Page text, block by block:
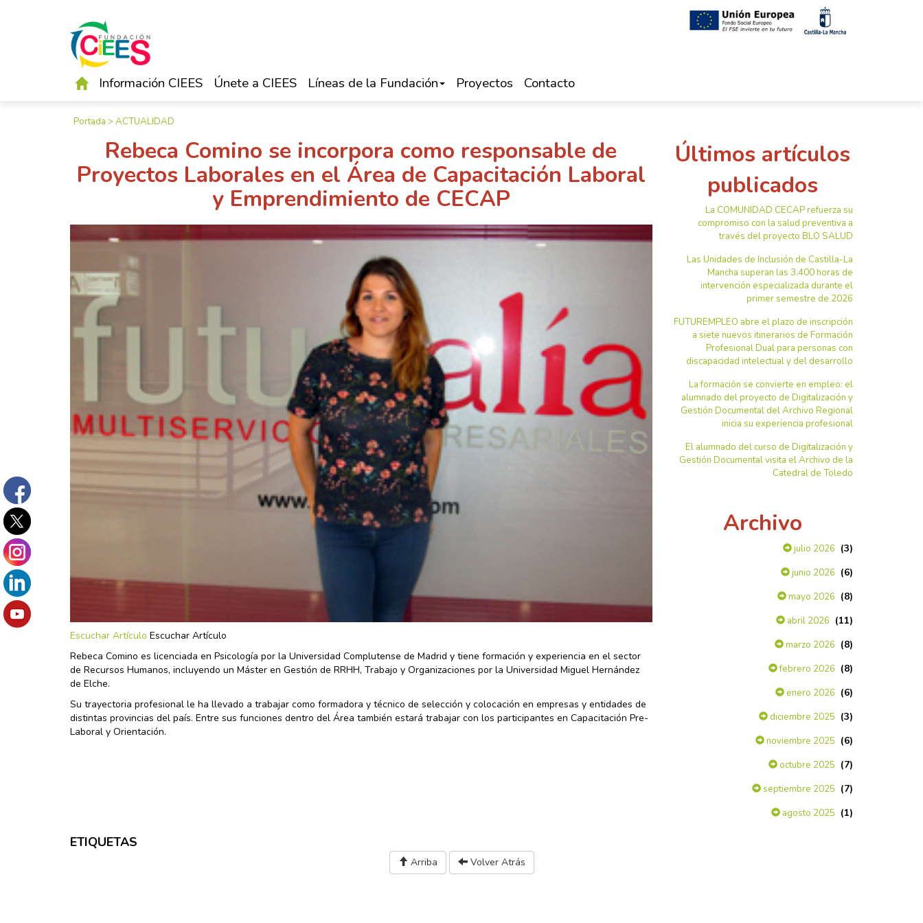
Información CIEES Únete a CIEES Líneas de la Fundación Proyectos Contacto
Portada >ACTUALIDAD
Rebeca Comino se incorpora como responsable de
Proyectos Laborales en el Área de Capacitación Laboral
y Emprendimiento de CECAP
Escuchar Artículo Escuchar Artículo
Rebeca Comino es licenciada en Psicología por la Universidad Complutense de Madrid y tiene formación y experiencia en el sector
de Recursos Humanos, incluyendo un Máster en Gestión de RRHH, Trabajo y Organizaciones por la Universidad Miguel Hernández
de Elche.
Su trayectoria profesional le ha llevado a trabajar como formadora y técnico de selección y colocación en empresas y entidades de
distintas provincias del país. Entre sus funciones dentro del Área también estará trabajar con los participantes en Capacitación Pre-
Laboral y Orientación.
Últimos artículos
publicados
La COMUNIDAD CECAP refuerza su
compromiso con la salud preventiva a
través del proyecto BLO SALUD
Las Unidades de Inclusión de Castilla-La
Mancha superan las 3.400 horas de
intervención especializada durante el
primer semestre de 2026
FUTUREMPLEO abre el plazo de inscripción
a siete nuevos itinerarios de Formación
Profesional Dual para personas con
discapacidad intelectual y del desarrollo
La formación se convierte en empleo: el
alumnado del proyecto de Digitalización y
Gestión Documental del Archivo Regional
inicia su experiencia profesional
El alumnado del curso de Digitalización y
Gestión Documental visita el Archivo de la
Catedral de Toledo
Archivo
julio 2026 (3)
junio 2026 (6)
mayo 2026 (8)
abril 2026 (11)
marzo 2026 (8)
febrero 2026 (8)
enero 2026 (6)
diciembre 2025 (3)
noviembre 2025 (6)
octubre 2025 (7)
septiembre 2025 (7)
agosto 2025 (1)
ETIQUETAS
Arriba Volver Atrás